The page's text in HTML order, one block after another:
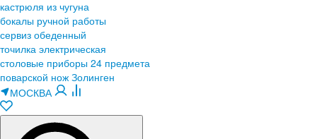
кастрюля из чугуна
бокалы ручной работы
сервиз обеденный
точилка электрическая
столовые приборы 24 предмета
поварской нож Золинген
МОСКВА